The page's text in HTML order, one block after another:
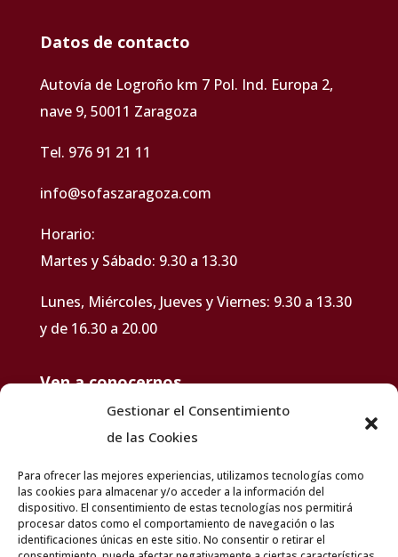
Gestionar el Consentimiento
de las Cookies
Para ofrecer las mejores experiencias, utilizamos tecnologías como
las cookies para almacenar y/o acceder a la información del
dispositivo. El consentimiento de estas tecnologías nos permitirá
procesar datos como el comportamiento de navegación o las
identificaciones únicas en este sitio. No consentir o retirar el
Datos de contacto
Autovía de Logroño km 7 Pol. Ind. Europa 2,
nave 9, 50011 Zaragoza
Tel. 976 91 21 11
info@sofaszaragoza.com
Horario:
Martes y Sábado: 9.30 a 13.30
Lunes, Miércoles, Jueves y Viernes: 9.30 a 13.30
y de 16.30 a 20.00
Ven a conocernos